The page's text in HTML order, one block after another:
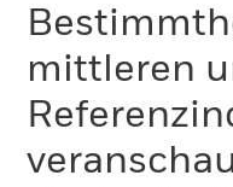
mittleren